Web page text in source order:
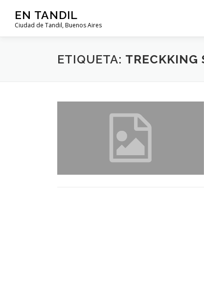
EN TANDIL
Ciudad de Tandil, Buenos Aires
ETIQUETA: TRECKKING